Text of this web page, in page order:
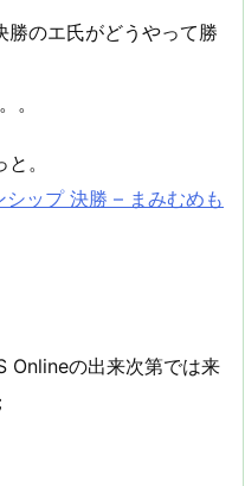
勝のエ氏がどうやって勝
。
。
ップ 決勝 – まみむめも
Onlineの出来次第では来